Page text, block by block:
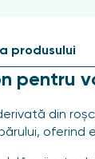
produsului
pentru
din
oferind